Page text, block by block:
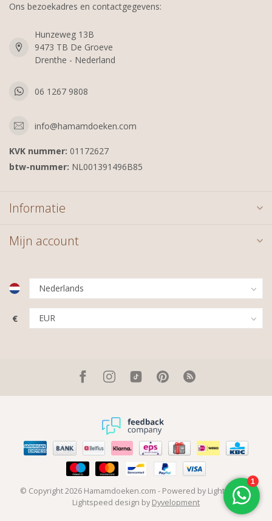
Ons bezoekadres en contactgegevens:
Hunzeweg 13B
9473 TB De Groeve
Drenthe - Nederland
06 1267 9808
info@hamamdoeken.com
KVK nummer: 01172627
btw-nummer: NL001391496B85
Informatie
Mijn account
€
© Copyright 2026 Hamamdoeken.com - Powered by Lightspeed-
Lightspeed design by Dyvelopment